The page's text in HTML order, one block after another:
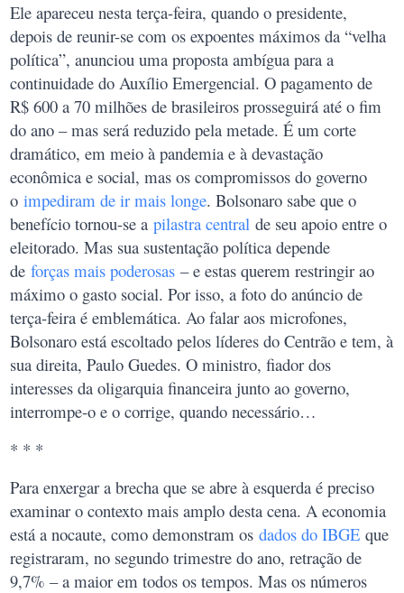
Ele apareceu nesta terça-feira, quando o presidente,
depois de reunir-se com os expoentes máximos da “velha
política”, anunciou uma proposta ambígua para a
continuidade do Auxílio Emergencial. O pagamento de
R$ 600 a 70 milhões de brasileiros prosseguirá até o fim
do ano – mas será reduzido pela metade. É um corte
dramático, em meio à pandemia e à devastação
econômica e social, mas os compromissos do governo
oimpediram de ir mais longe. Bolsonaro sabe que o
benefício tornou-se apilastra central de seu apoio entre o
eleitorado. Mas sua sustentação política depende
deforças mais poderosas – e estas querem restringir ao
máximo o gasto social. Por isso, a foto do anúncio de
terça-feira é emblemática. Ao falar aos microfones,
Bolsonaro está escoltado pelos líderes do Centrão e tem, à
sua direita, Paulo Guedes. O ministro, fiador dos
interesses da oligarquia financeira junto ao governo,
interrompe-o e o corrige, quando necessário…
* * *
Para enxergar a brecha que se abre à esquerda é preciso
examinar o contexto mais amplo desta cena. A economia
está a nocaute, como demonstram osdados do IBGE que
registraram, no segundo trimestre do ano, retração de
9,7% – a maior em todos os tempos. Mas os números